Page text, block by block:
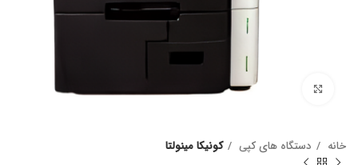
برای بزرگنمایی کلیک کنید
خانه دستگاه های ک‍پی کونیکا مینولتا